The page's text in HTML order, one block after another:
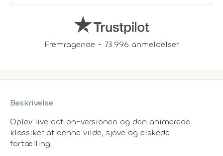
Fremragende - 73.996 anmeldelser
Beskrivelse
Oplev live action-versionen og den animerede
klassiker af denne vilde, sjove og elskede
fortælling.